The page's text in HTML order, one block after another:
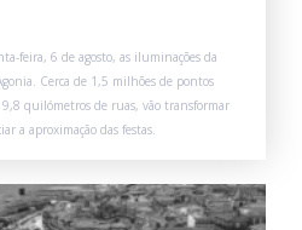
feira, 6 de agosto, as iluminações da
Cerca de 1,5 milhões de pontos
quilómetros de ruas, vão transformar
a aproximação das festas.